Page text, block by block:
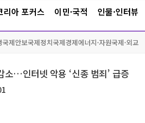
리아 포커스 이민·국적 인물·인터뷰
국제안보국제정치국제경제에너지·자원국제·외교
…인터넷 악용 ‘신종 범죄’ 급증